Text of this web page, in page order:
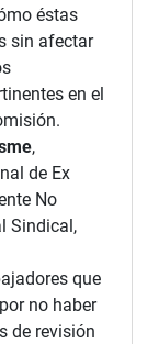
éstas
sin afectar
en el
,
de Ex
No
Sindical,
que
no haber
de revisión